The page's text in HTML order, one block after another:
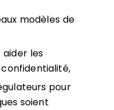
modèles de
aider les
pour
soient